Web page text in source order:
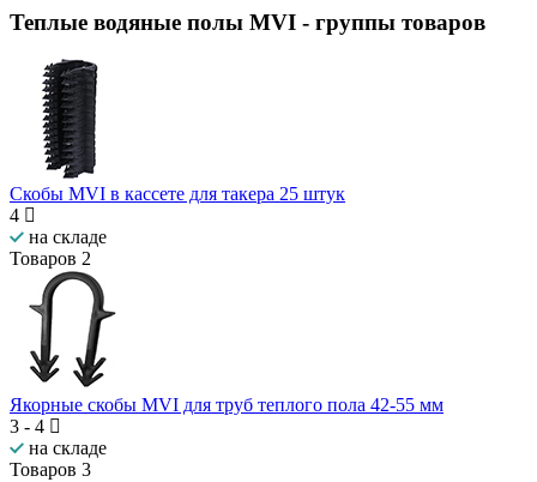
Теплые водяные полы MVI - группы товаров
Скобы MVI в кассете для такера 25 штук
4
на складе
Товаров 2
Якорные скобы MVI для труб теплого пола 42-55 мм
3 - 4
на складе
Товаров 3